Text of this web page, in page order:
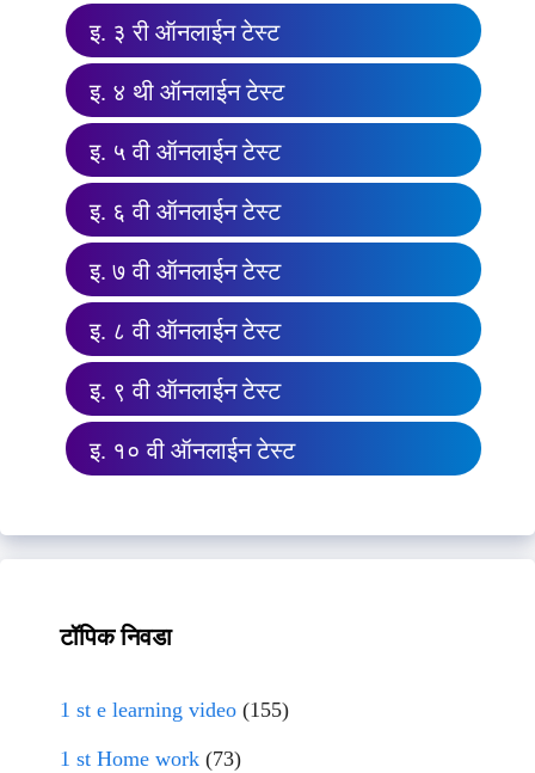
इ. ३ री ऑनलाईन टेस्ट
इ. ४ थी ऑनलाईन टेस्ट
इ. ५ वी ऑनलाईन टेस्ट
इ. ६ वी ऑनलाईन टेस्ट
इ. ७ वी ऑनलाईन टेस्ट
इ. ८ वी ऑनलाईन टेस्ट
इ. ९ वी ऑनलाईन टेस्ट
इ. १० वी ऑनलाईन टेस्ट
टॉपिक निवडा
1 st e learning video (155)
1 st Home work (73)